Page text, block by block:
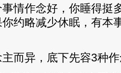
情作念好，你睡得挺
约略减少休眠，有本
而异，底下先容3种